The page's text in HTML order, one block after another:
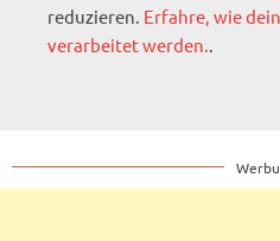
reduzieren. Erfahre, wie
verarbeitet werden..